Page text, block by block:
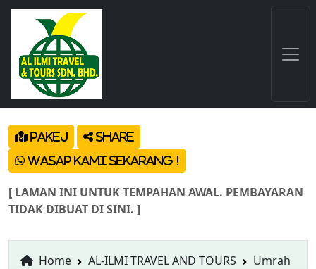
Pakej Share
Wasap Kami Sekarang !
[ LAMAN INI UNTUK TEMPAHAN AWAL. PEMBAYARAN
TIDAK DIBUAT DI SINI. ]
Home AL-ILMI TRAVEL AND TOURS
Umrah